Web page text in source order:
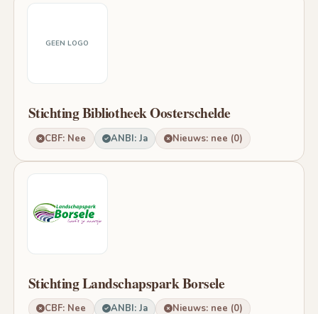
GEEN LOGO
Stichting Bibliotheek Oosterschelde
CBF: Nee ANBI: Ja Nieuws: nee (0)
Stichting Landschapspark Borsele
CBF: Nee ANBI: Ja Nieuws: nee (0)